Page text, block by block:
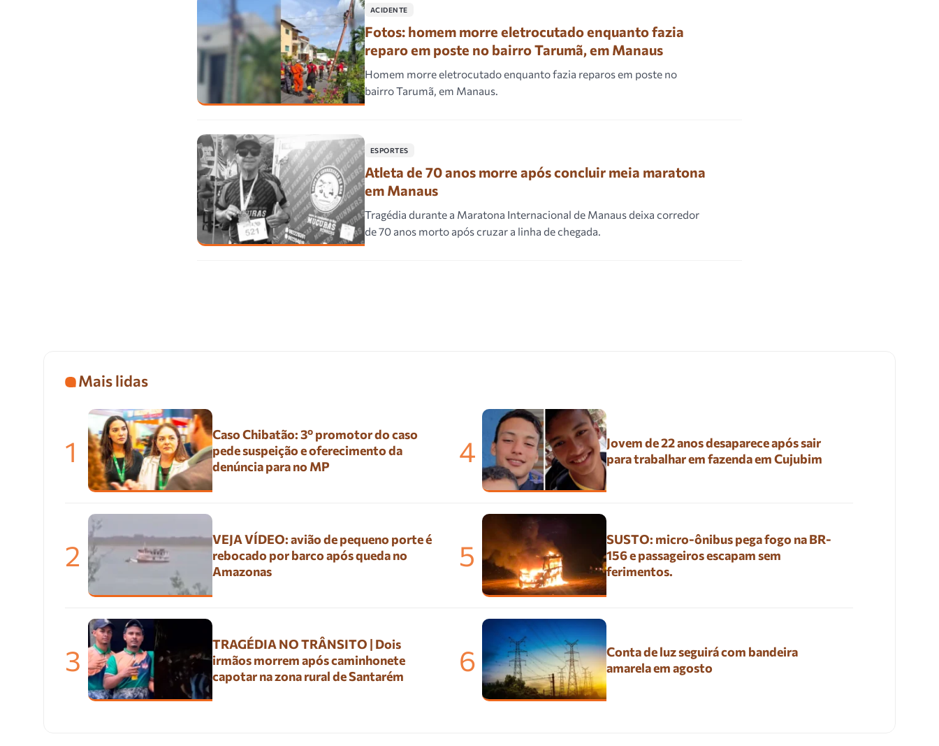
ACIDENTE
Fotos: homem morre eletrocutado enquanto fazia
reparo em poste no bairro Tarumã, em Manaus
Homem morre eletrocutado enquanto fazia reparos em poste no
bairro Tarumã, em Manaus.
ESPORTES
Atleta de 70 anos morre após concluir meia maratona
em Manaus
Tragédia durante a Maratona Internacional de Manaus deixa corredor
de 70 anos morto após cruzar a linha de chegada.
Mais lidas
1
Caso Chibatão: 3º promotor do caso
pede suspeição e oferecimento da
denúncia para no MP
2
VEJA VÍDEO: avião de pequeno porte é
rebocado por barco após queda no
Amazonas
3
TRAGÉDIA NO TRÂNSITO | Dois
irmãos morrem após caminhonete
capotar na zona rural de Santarém
4
Jovem de 22 anos desaparece após sair
para trabalhar em fazenda em Cujubim
5
SUSTO: micro-ônibus pega fogo na BR-
156 e passageiros escapam sem
ferimentos.
6
Conta de luz seguirá com bandeira
amarela em agosto